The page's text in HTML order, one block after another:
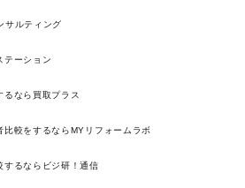
サルティング
テーション
るなら買取プラス
比較をするならMYリフォームラボ
するならビジ研！通信